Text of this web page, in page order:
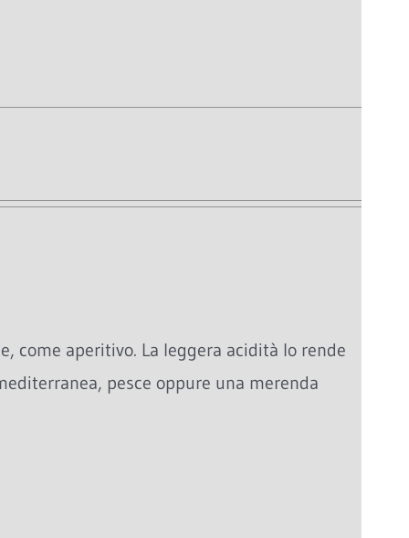
come aperitivo. La leggera acidità lo rende
pesce oppure una merenda